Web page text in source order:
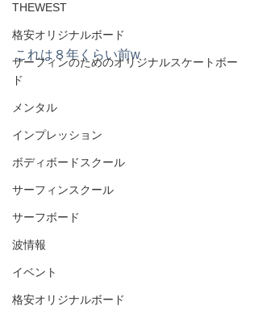
THEWEST
格安オリジナルボード
サーフィンのためのオリジナルスケートボー
ド
メンタル
インプレッション
ボディボードスクール
サーフィンスクール
サーフボード
波情報
イベント
格安オリジナルボード
これは８年くらい前w